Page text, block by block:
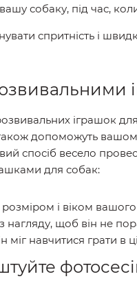
собаку, під час,
спритність і
іграшок
допоможуть
спосіб весело
для собак:
і віком
щоб він не
навчитися грати в